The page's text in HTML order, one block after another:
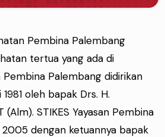
Pembina Palembang
tertua yang ada di
Pembina Palembang didirikan
oleh bapak Drs. H.
(Alm). STIKES Yayasan Pembina
dengan ketuannya bapak